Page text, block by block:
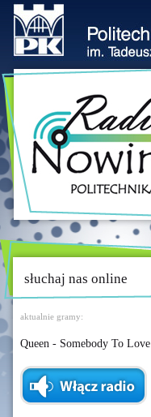
słuchaj nas online
aktualnie gramy:
Queen - Somebody To Love